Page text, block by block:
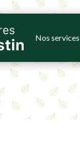
Nos services